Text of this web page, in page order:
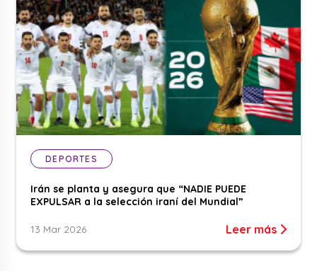
DEPORTES
Irán se planta y asegura que “NADIE PUEDE
EXPULSAR a la selección iraní del Mundial”
13 Mar 2026 Leer más